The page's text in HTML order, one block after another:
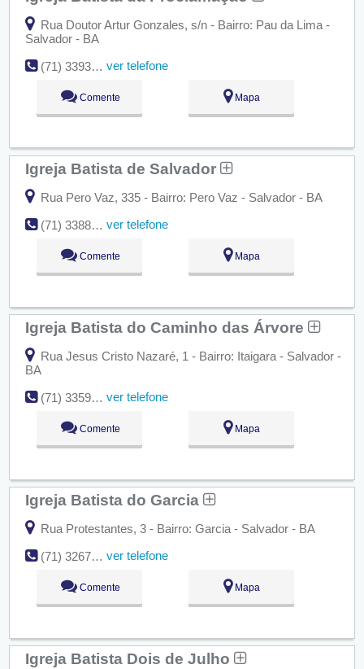
Rua Doutor Artur Gonzales, s/n - Bairro: Pau da Lima -
Salvador - BA
(71) 3393-1416
ver telefone
Comente Mapa
Igreja Batista de Salvador
Rua Pero Vaz, 335 - Bairro: Pero Vaz - Salvador - BA
(71) 3388-1623
ver telefone
Comente Mapa
Igreja Batista do Caminho das Árvore
Rua Jesus Cristo Nazaré, 1 - Bairro: Itaigara - Salvador -
BA
(71) 3359-1110
ver telefone
Comente Mapa
Igreja Batista do Garcia
Rua Protestantes, 3 - Bairro: Garcia - Salvador - BA
(71) 3267-0788
ver telefone
Comente Mapa
Igreja Batista Dois de Julho